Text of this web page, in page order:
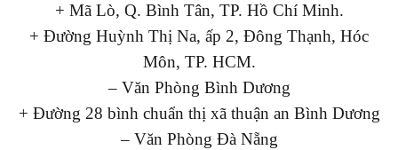
+ Mã Lò, Q. Bình Tân, TP. Hồ Chí Minh.
+ Đường Huỳnh Thị Na, ấp 2, Đông Thạnh, Hóc
Môn, TP. HCM.
– Văn Phòng Bình Dương
+ Đường 28 bình chuẩn thị xã thuận an Bình Dương
– Văn Phòng Đà Nẵng